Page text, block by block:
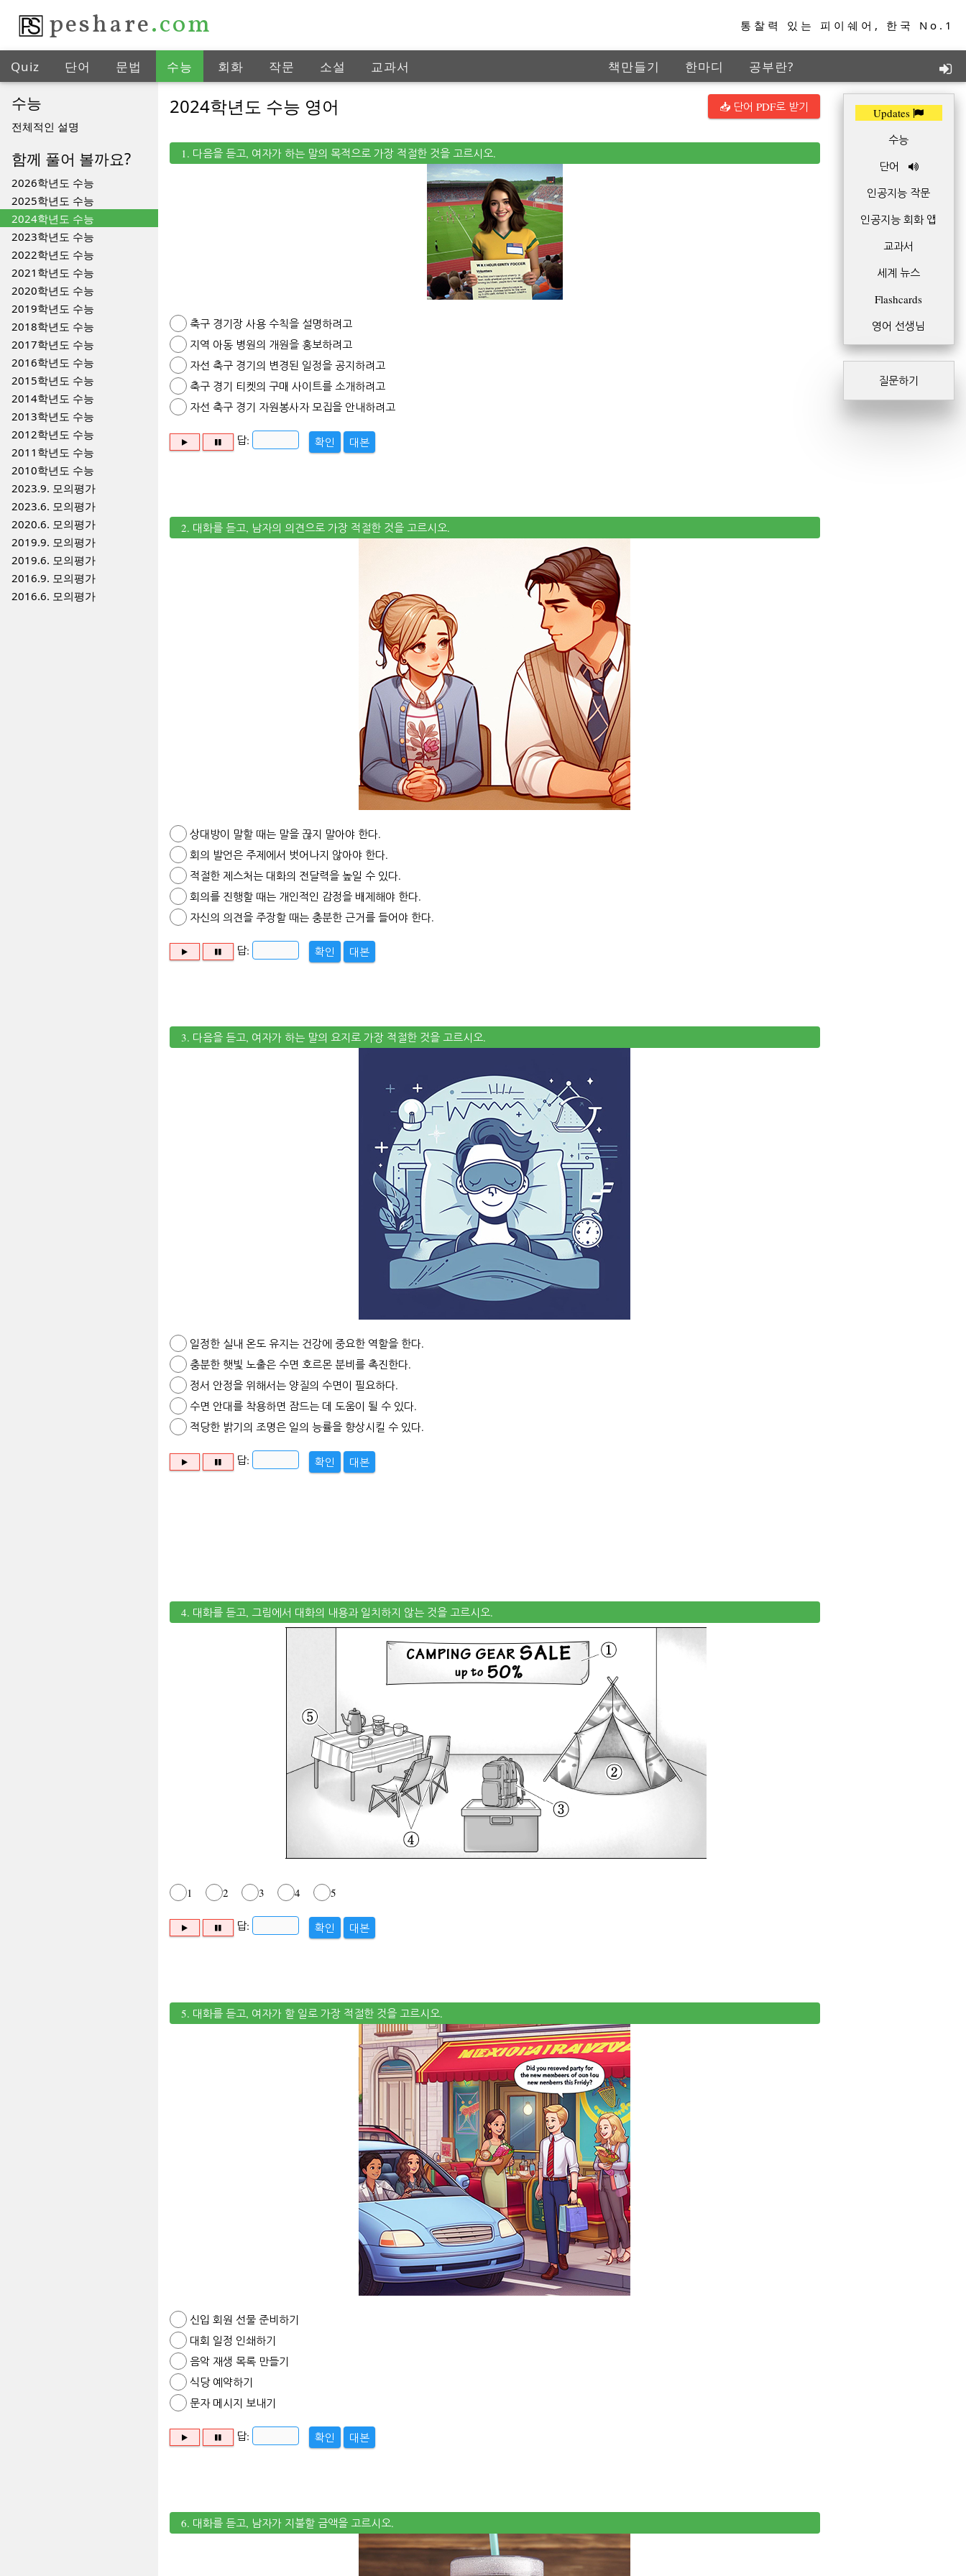
peshare.com 통찰력 있는 피이쉐어, 한국 No.1
Quiz 단어 문법 수능 회화 작문 소설 교과서 책만들기 한마디
공부란?
TED+
수능
전체적인 설명
함께 풀어 볼까요?
2026학년도 수능
2025학년도 수능
2024학년도 수능
2023학년도 수능
2022학년도 수능
2021학년도 수능
2020학년도 수능
2019학년도 수능
2018학년도 수능
2017학년도 수능
2016학년도 수능
2015학년도 수능
2014학년도 수능
2013학년도 수능
2012학년도 수능
2011학년도 수능
2010학년도 수능
2023.9. 모의평가
2023.6. 모의평가
2020.6. 모의평가
2019.9. 모의평가
2019.6. 모의평가
2016.9. 모의평가
2016.6. 모의평가
2024학년도 수능 영어 📥 단어 PDF로 받기
1. 다음을 듣고, 여자가 하는 말의 목적으로 가장 적절한 것을 고르시오.
축구 경기장 사용 수칙을 설명하려고
지역 아동 병원의 개원을 홍보하려고
자선 축구 경기의 변경된 일정을 공지하려고
축구 경기 티켓의 구매 사이트를 소개하려고
자선 축구 경기 자원봉사자 모집을 안내하려고
답: 확인 대본
2. 대화를 듣고, 남자의 의견으로 가장 적절한 것을 고르시오.
상대방이 말할 때는 말을 끊지 말아야 한다.
회의 발언은 주제에서 벗어나지 않아야 한다.
적절한 제스처는 대화의 전달력을 높일 수 있다.
회의를 진행할 때는 개인적인 감정을 배제해야 한다.
자신의 의견을 주장할 때는 충분한 근거를 들어야 한다.
답: 확인 대본
3. 다음을 듣고, 여자가 하는 말의 요지로 가장 적절한 것을 고르시오.
일정한 실내 온도 유지는 건강에 중요한 역할을 한다.
충분한 햇빛 노출은 수면 호르몬 분비를 촉진한다.
정서 안정을 위해서는 양질의 수면이 필요하다.
수면 안대를 착용하면 잠드는 데 도움이 될 수 있다.
적당한 밝기의 조명은 일의 능률을 향상시킬 수 있다.
답: 확인 대본
4. 대화를 듣고, 그림에서 대화의 내용과 일치하지 않는 것을 고르시오.
1 2 3 4 5
답: 확인 대본
5. 대화를 듣고, 여자가 할 일로 가장 적절한 것을 고르시오.
신입 회원 선물 준비하기
대회 일정 인쇄하기
음악 재생 목록 만들기
식당 예약하기
문자 메시지 보내기
답: 확인 대본
6. 대화를 듣고, 남자가 지불할 금액을 고르시오.
Updates
수능
단어
인공지능 작문
인공지능 회화 앱
교과서
세계 뉴스
Flashcards
영어 선생님
질문하기